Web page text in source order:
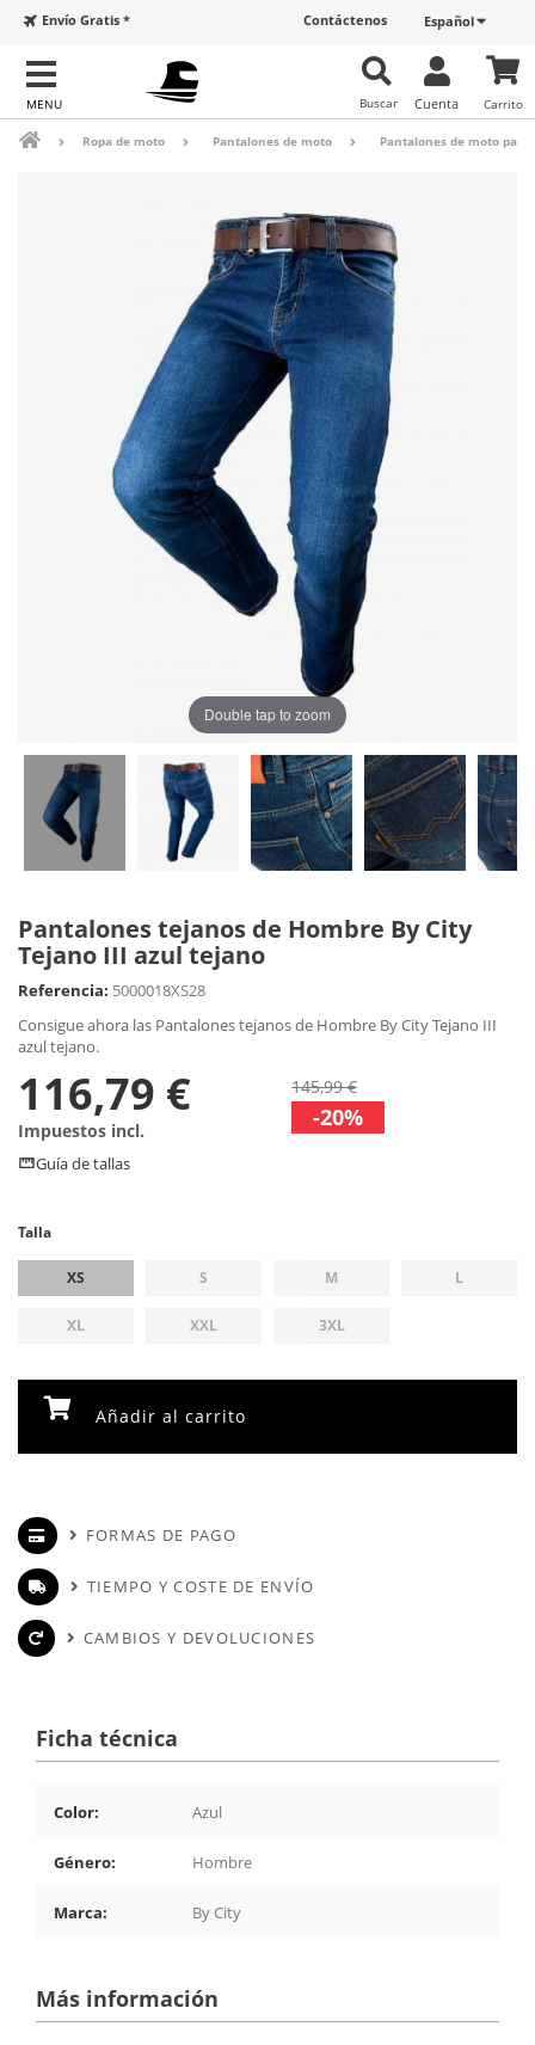
Español
Contáctenos
Envío Gratis *
Carrito
Cuenta
Buscar
Ropa de moto Pantalones de moto Pantalones de moto
Double tap to zoom
Pantalones tejanos de Hombre By City
Tejano III azul tejano
Referencia: 5000018XS28
Consigue ahora las Pantalones tejanos de Hombre By City Tejano III
azul tejano.
116,79 €
Impuestos incl.
145,99 €
-20%
Guía de tallas
Talla
XS S M L
XL XXL 3XL
Añadir al carrito
FORMAS DE PAGO
TIEMPO Y COSTE DE ENVÍO
CAMBIOS Y DEVOLUCIONES
Ficha técnica
Color: Azul
Género: Hombre
Marca: By City
Más información